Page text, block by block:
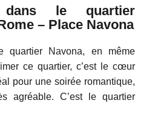
le quartier
– Place Navona
quartier Navona, en même
ce quartier, c’est le cœur
pour une soirée romantique,
agréable. C’est le quartier